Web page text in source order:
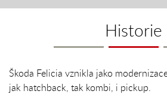
Historie
Škoda Felicia vznikla jako
jak hatchback, tak kombi, i pickup.